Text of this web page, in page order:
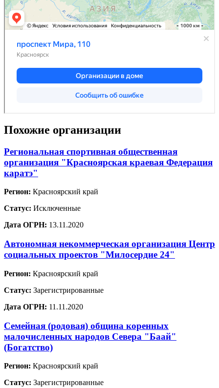
Похожие организации
Региональная спортивная общественная
организация "Красноярская краевая Федерация
каратэ"
Регион: Красноярский край
Статус: Исключенные
Дата ОГРН: 13.11.2020
Автономная некоммерческая организация Центр
социальных проектов "Милосердие 24"
Регион: Красноярский край
Статус: Зарегистрированные
Дата ОГРН: 11.11.2020
Семейная (родовая) община коренных
малочисленных народов Севера "Баай"
(Богатство)
Регион: Красноярский край
Статус: Зарегистрированные